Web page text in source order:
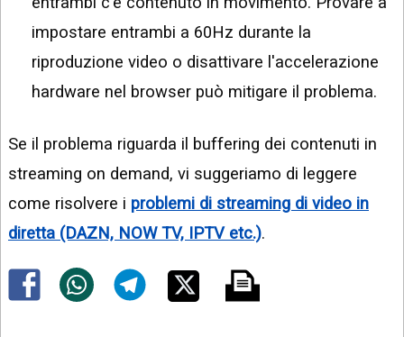
impostare entrambi a 60Hz durante la
riproduzione video o disattivare l'accelerazione
hardware nel browser può mitigare il problema.
Se il problema riguarda il buffering dei contenuti in
streaming on demand, vi suggeriamo di leggere
come risolvere i problemi di streaming di video in
diretta (DAZN, NOW TV, IPTV etc.).